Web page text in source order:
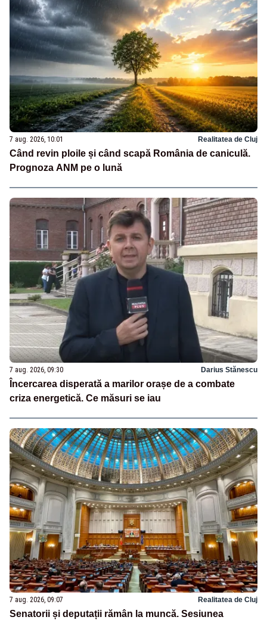
7 aug. 2026, 10:01 Realitatea de Cluj
Când revin ploile și când scapă România de caniculă.
Prognoza ANM pe o lună
7 aug. 2026, 09:30 Darius Stănescu
Încercarea disperată a marilor orașe de a combate
criza energetică. Ce măsuri se iau
7 aug. 2026, 09:07 Realitatea de Cluj
Senatorii și deputații rămân la muncă. Sesiunea